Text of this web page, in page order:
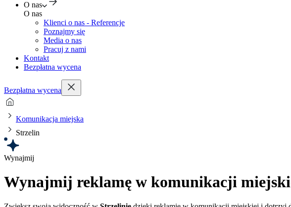
O nas
O nas
Klienci o nas - Referencje
Poznajmy się
Media o nas
Pracuj z nami
Kontakt
Bezpłatna wycena
Bezpłatna wycena
Komunikacja miejska
Strzelin
Wynajmij
Wynajmij reklamę w komunikacji